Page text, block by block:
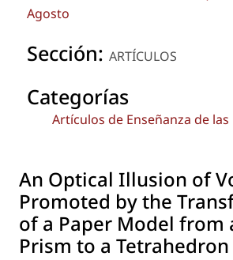
Agosto
Sección: ARTÍCULOS
Categorías
Artículos de Enseñanza de
An Optical Illusion of
Promoted by the
of a Paper Model from
Prism to a Tetrahedron